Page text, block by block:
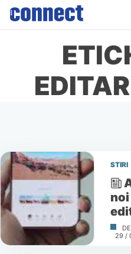
Skip
content
STIRI
DE
29 /